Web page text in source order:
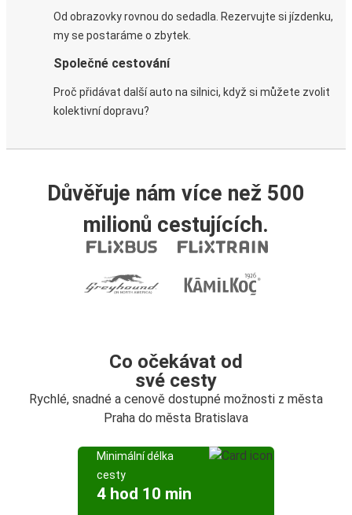
Od obrazovky rovnou do sedadla. Rezervujte si jízdenku,
my se postaráme o zbytek.
Společné cestování
Proč přidávat další auto na silnici, když si můžete zvolit
kolektivní dopravu?
Důvěřuje nám více než 500
milionů cestujících.
Co očekávat od
své cesty
Rychlé, snadné a cenově dostupné možnosti z města
Praha do města Bratislava
Minimální délka
cesty
4 hod 10 min